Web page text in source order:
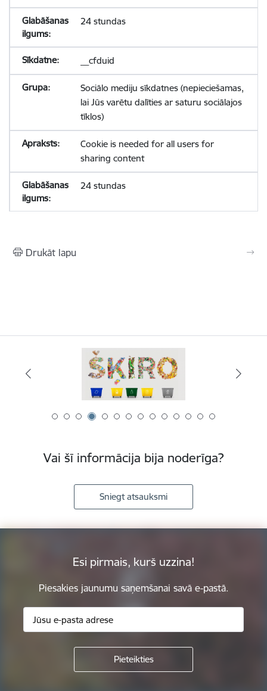
24 stundas
__cfduid
Sociālo mediju sīkdatnes (nepieciešamas,
lai Jūs varētu dalīties ar saturu sociālajos
tīklos)
Cookie is needed for all users for
sharing content
24 stundas
Drukāt lapu
Vai šī informācija bija noderīga?
Sniegt atsauksmi
Esi pirmais, kurš uzzina!
Piesakies jaunumu saņemšanai savā e-pastā.